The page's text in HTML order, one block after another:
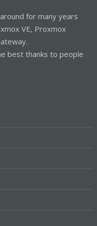
for many years
VE, Proxmox
best thanks to people